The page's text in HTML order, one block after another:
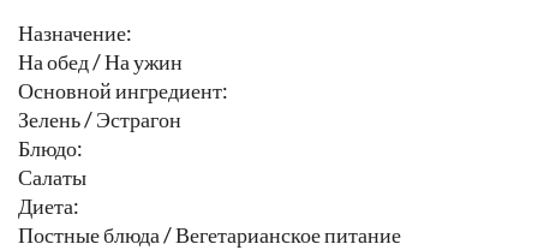
Назначение:
На обед / На ужин
Основной ингредиент:
Зелень / Эстрагон
Блюдо:
Салаты
Диета:
Постные блюда / Вегетарианское питание